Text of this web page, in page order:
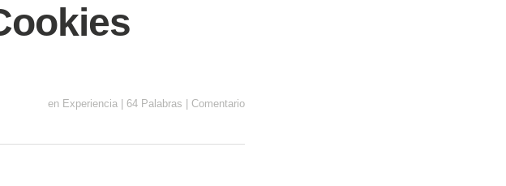
en Experiencia 64 Palabras Comentario